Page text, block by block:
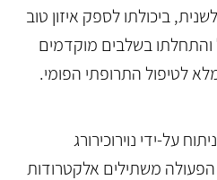
ביכולתו לספק איזון טוב
בשלבים מוקדמים
לטיפול התרופתי הפומי.
על-ידי נוירוכירורג
משתילים אלקטרודות